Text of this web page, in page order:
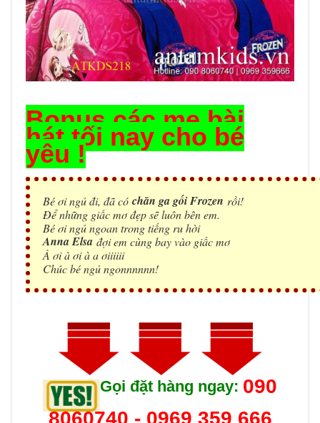
Bonus các mẹ bài
hát tối nay cho bé
yêu !
Bé ơi ngủ đi, đã có chăn ga gối Frozen rồi!
Để những giấc mơ đẹp sẽ luôn bên em.
Bé ơi ngủ ngoan trong tiếng ru hời
Anna Elsa đợi em cùng bay vào giấc mơ
À ơi à ơi à a ơiiiiii
Chúc bé ngủ ngonnnnnn!
Gọi đặt hàng ngay: 090
8060740 - 0969 359 666